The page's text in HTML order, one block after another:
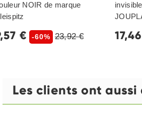
NOIR de marque
€ -60% 23,92 €
Les clients ont aussi